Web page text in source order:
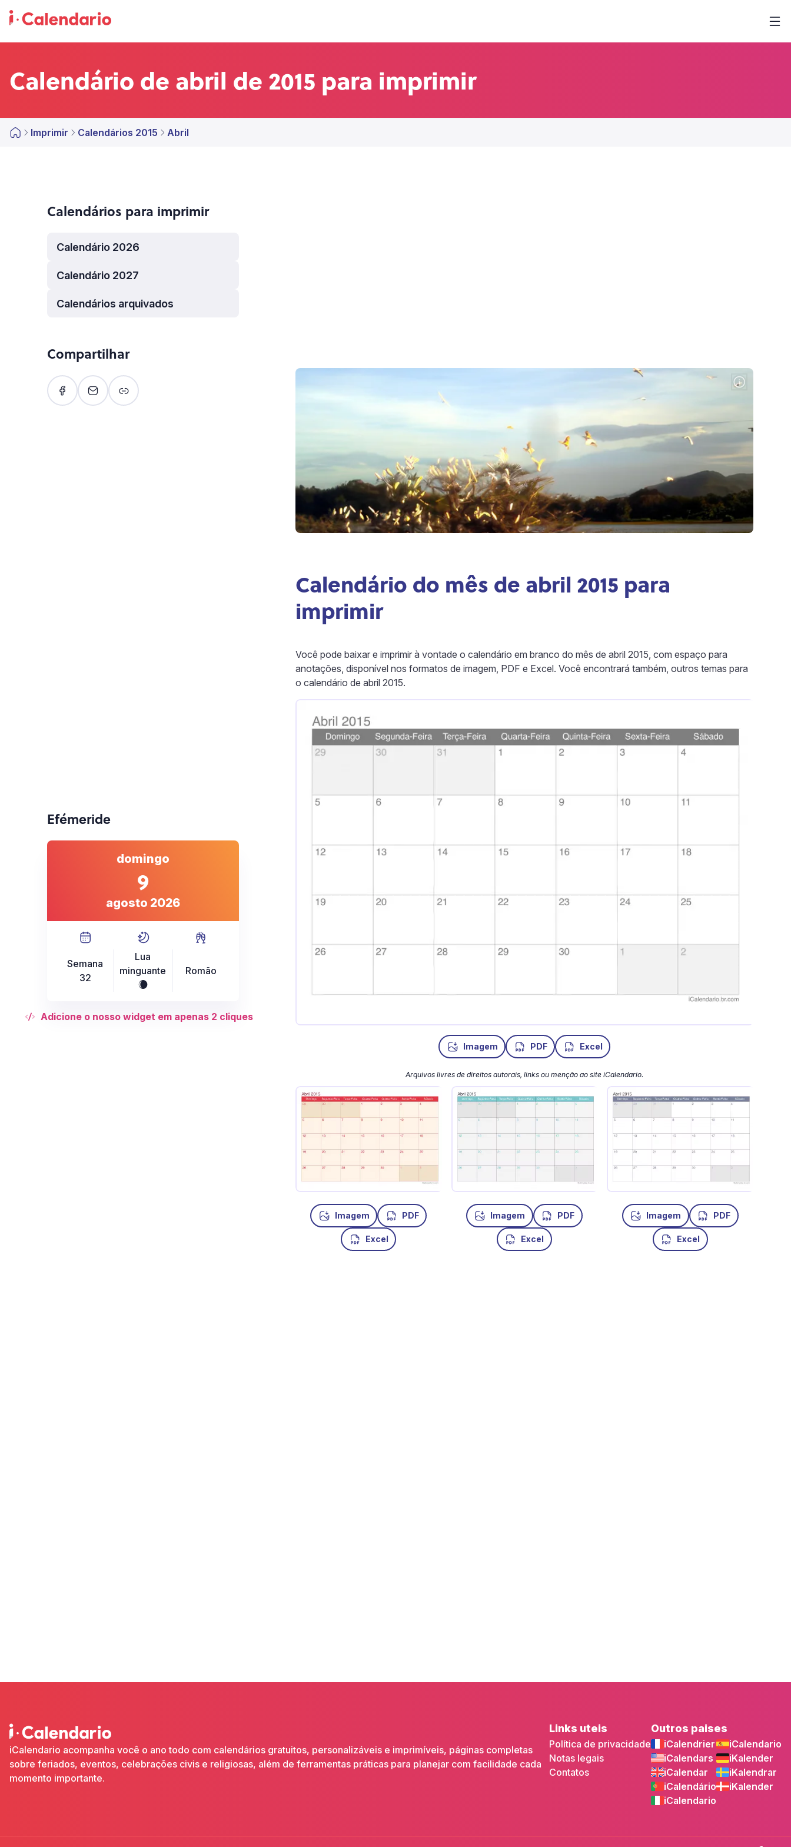
Calendário de abril de 2015 para imprimir
Imprimir Calendários 2015 Abril
Calendário do mês de abril 2015 para
imprimir
Você pode baixar e imprimir à vontade o calendário em branco do mês de abril 2015, com espaço para
anotações, disponível nos formatos de imagem, PDF e Excel. Você encontrará também, outros temas para
o calendário de abril 2015.
Imagem PDF Excel
Arquivos livres de direitos autorais, links ou menção ao site iCalendario.
Imagem PDF
Excel
Imagem PDF
Excel
Imagem PDF
Excel
Calendários para imprimir
Calendário 2026
Calendário 2027
Calendários arquivados
Compartilhar
Efémeride
domingo
9
agosto 2026
Semana
32
Lua
minguante
X
Romão
Adicione o nosso widget em apenas 2 cliques
iCalendario acompanha você o ano todo com calendários gratuitos, personalizáveis e imprimíveis, páginas completas
sobre feriados, eventos, celebrações civis e religiosas, além de ferramentas práticas para planejar com facilidade cada
momento importante.
Links uteis
Política de privacidade
Notas legais
Contatos
Outros paises
iCalendrier
iCalendars
iCalendar
iCalendário
iCalendario
iCalendario
iKalender
iKalendrar
iKalender